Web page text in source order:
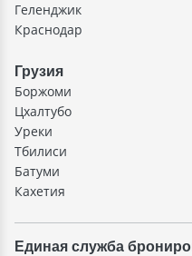
Геленджик
Краснодар
Грузия
Боржоми
Цхалтубо
Уреки
Тбилиси
Батуми
Кахетия
Единая служба